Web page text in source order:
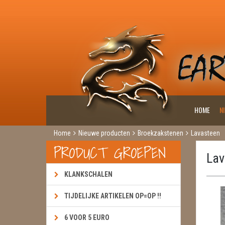
HOME
Home Nieuwe producten Broekzakstenen Lavasteen
PRODUCT GROEPEN
KLANKSCHALEN
TIJDELIJKE ARTIKELEN OP=OP !!
6 VOOR 5 EURO